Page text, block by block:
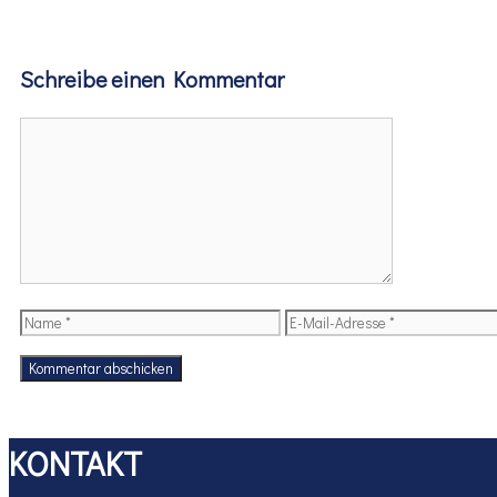
Schreibe einen Kommentar
Name
E-
KONTAKT